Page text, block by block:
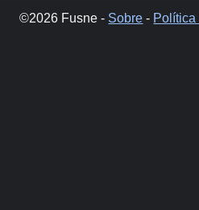
©2026 Fusne - Sobre -